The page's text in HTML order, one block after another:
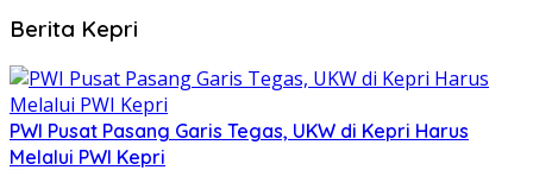
Berita Kepri
PWI Pusat Pasang Garis Tegas, UKW di Kepri Harus
Melalui PWI Kepri